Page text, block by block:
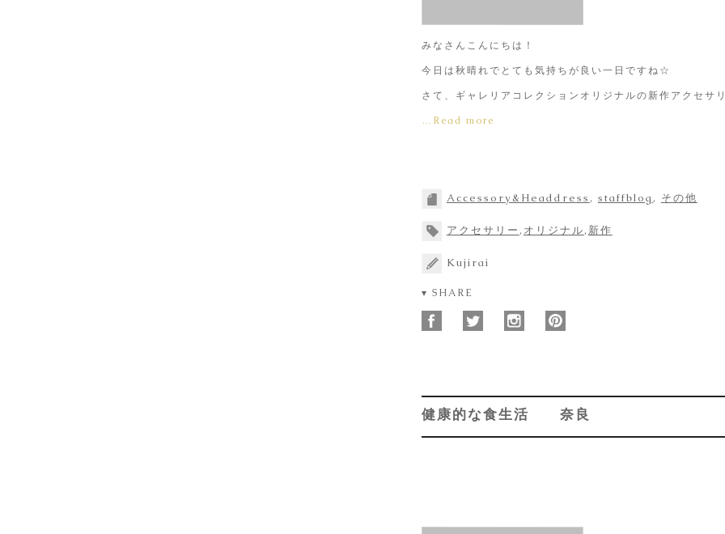
みなさんこんにちは！
今日は秋晴れでとても気持ちが良い一日ですね☆
さて、ギャレリアコレクションオリジナルの新作アクセサ
…Read more
Accessory&Headdress , staffblog , その他
アクセサリー , オリジナル, 新作
Kujirai
▾ SHARE
健康的な食生活 奈良